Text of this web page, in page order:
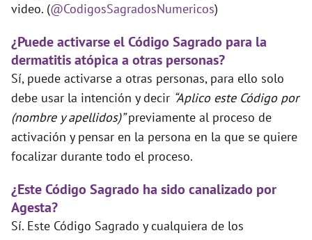
video. (@CodigosSagradosNumericos)
¿Puede activarse el Código Sagrado para la
dermatitis atópica a otras personas?
Sí, puede activarse a otras personas, para ello solo
debe usar la intención y decir “Aplico este Código por
(nombre y apellidos)”previamente al proceso de
activación y pensar en la persona en la que se quiere
focalizar durante todo el proceso.
¿Este Código Sagrado ha sido canalizado por
Agesta?
Sí. Este Código Sagrado y cualquiera de los